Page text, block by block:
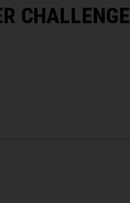
CHALLENGE